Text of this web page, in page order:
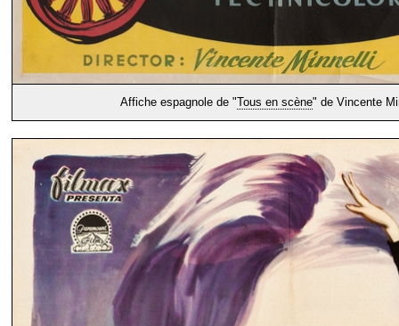
Affiche espagnole de "Tous en scène" de Vincente